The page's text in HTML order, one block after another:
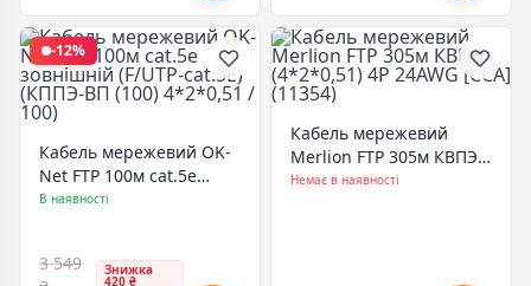
-12%
Кабель мережевий OK-
Net FTP 100м cat.5e
зовнішній (F/UTP-cat.5E)
В наявності
3 549
Знижка
420 ₴
Кабель мережевий
Merlion FTP 305м КВПЭ
(4*2*0,51) 4Р 24AWG
Немає в наявності